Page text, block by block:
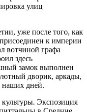
улиц
уже после того, как
к империи
вотчиной графа
здесь
замок выполнен
дворик, аркады,
наших дней.
Экспозиция